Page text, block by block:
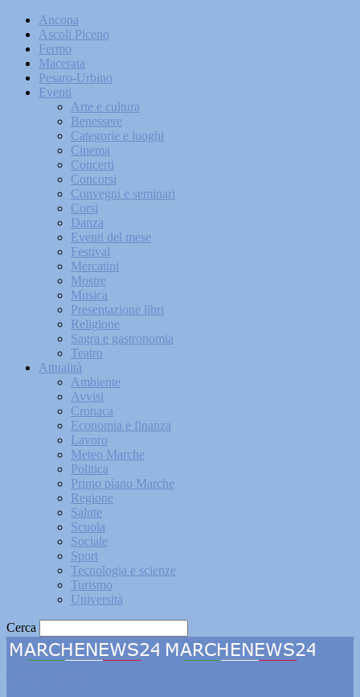
Ancona
Ascoli Piceno
Fermo
Macerata
Pesaro-Urbino
Eventi
Arte e cultura
Benessere
Categorie e luoghi
Cinema
Concerti
Concorsi
Convegni e seminari
Corsi
Danza
Eventi del mese
Festival
Mercatini
Mostre
Musica
Presentazione libri
Religione
Sagra e gastronomia
Teatro
Attualità
Ambiente
Avvisi
Cronaca
Economia e finanza
Lavoro
Meteo Marche
Politica
Primo piano Marche
Regione
Salute
Scuola
Sociale
Sport
Tecnologia e scienze
Turismo
Università
Cerca